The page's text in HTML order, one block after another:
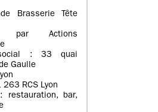
Brasserie Tête
par Actions
: 33 quai
Gaulle
RCS Lyon
restauration, bar,